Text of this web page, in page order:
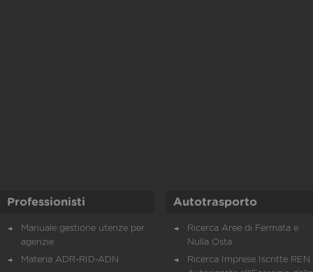
Professionisti
Manuale gestione utenze per
agenzie
Materia ADR-RID-ADN
Autotrasporto
Ricerca Aree di Fermata e
Nulla Osta
Ricerca Imprese Iscritte REN